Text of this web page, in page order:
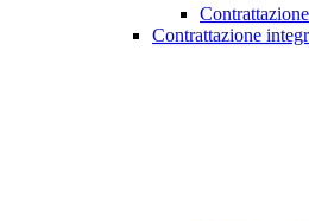
Contrattazione